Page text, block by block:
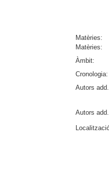
Matèries:
Matèries:
Àmbit:
Cronologia:
Autors
Autors